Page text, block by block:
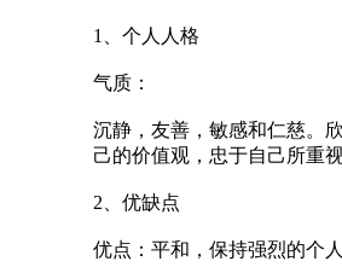
1、个人人格
气质：
沉静，友善，敏感和仁慈。
己的价值观，忠于自己所重
2、优缺点
优点：平和，保持强烈的个